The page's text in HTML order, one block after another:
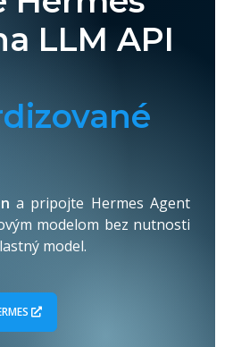
LLM API
a pripojte Hermes Agent
modelom bez nutnosti
model.